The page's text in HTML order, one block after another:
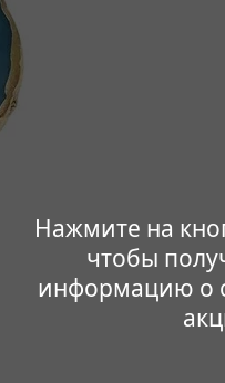
Нажмите на
чтобы
информацию о